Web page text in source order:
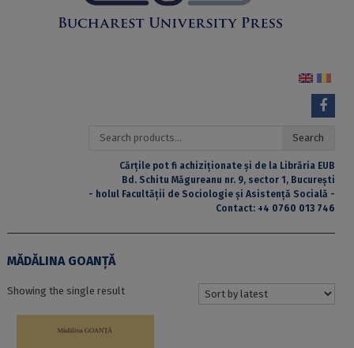
Search
Search
Cărțile pot fi achiziționate și de la Librăria EUB
Bd. Schitu Măgureanu nr. 9, sector 1, București
- holul Facultății de Sociologie și Asistență Socială -
Contact: +4 0760 013 746
MĂDĂLINA GOANȚĂ
Showing the single result